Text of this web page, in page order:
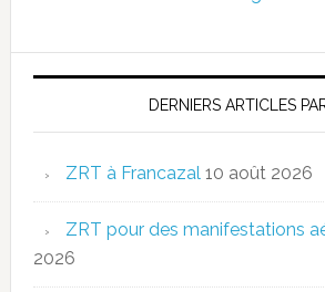
DERNIERS ARTICLES
ZRT à Francazal 10 août 2026
ZRT pour des manifestations
2026